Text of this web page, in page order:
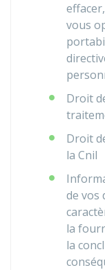
vous
Droit
Droit
la Cnil
de vos
la
la